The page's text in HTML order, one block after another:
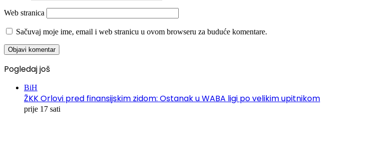
Web stranica
Sačuvaj moje ime, email i web stranicu u ovom browseru za buduće komentare.
Pogledaj još
BiH
ŽKK Orlovi pred finansijskim zidom: Ostanak u WABA ligi po velikim upitnikom
prije 17 sati